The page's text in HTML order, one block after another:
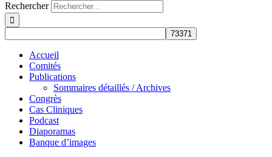
Rechercher
Accueil
Comités
Publications
Sommaires détaillés / Archives
Congrès
Cas Cliniques
Podcast
Diaporamas
Banque d’images